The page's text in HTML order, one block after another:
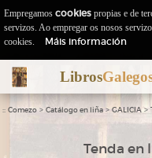
Libros
:: Comezo > Catálogo en liña > GALICIA>
Tenda en
Empregamos cookies propias e de
servizos. Ao empregar os nosos
cookies.
Máis información